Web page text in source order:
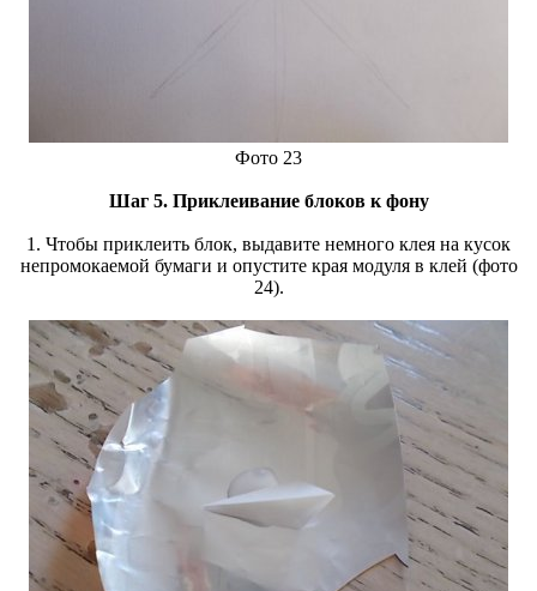
Фото 23
Шаг 5. Приклеивание блоков к фону
1. Чтобы приклеить блок, выдавите немного клея на кусок
непромокаемой бумаги и опустите края модуля в клей (фото
24).